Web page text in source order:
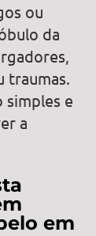
ou
da
traumas.
simples e
a
em